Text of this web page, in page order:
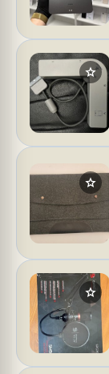
star
star
star